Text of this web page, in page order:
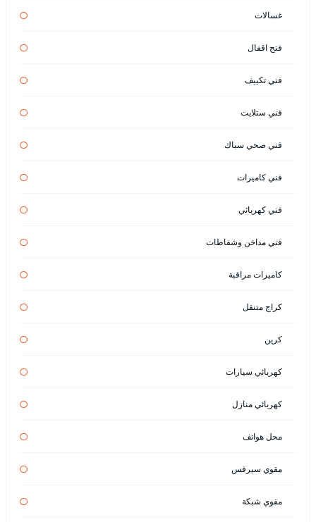
غسالات
فتح اقفال
فني تكييف
فني ستلايت
فني صحي سباك
فني كاميرات
فني كهربائي
فني مداخن وشفاطات
كاميرات مراقبة
كراج متنقل
كرين
كهربائي سيارات
كهربائي منازل
محل هواتف
مقوي سيرفس
مقوي شبكة